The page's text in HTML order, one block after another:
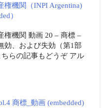
権機関（INPI Argentina)
）
権機関 動画 20 – 商標 –
効、および失効（第1部
らの記事もどうぞ アル
商標_動画 (embedded)